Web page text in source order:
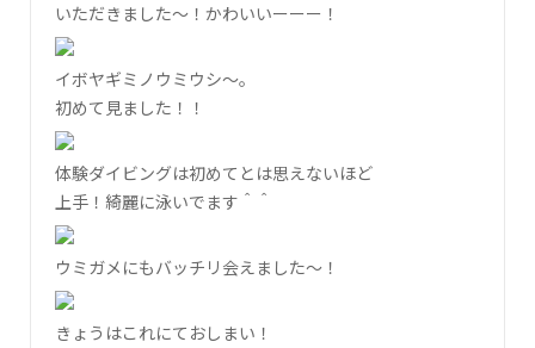
いただきました～！かわいいーーー！
イボヤギミノウミウシ～。
初めて見ました！！
体験ダイビングは初めてとは思えないほど
上手！綺麗に泳いでます＾＾
ウミガメにもバッチリ会えました～！
きょうはこれにておしまい！